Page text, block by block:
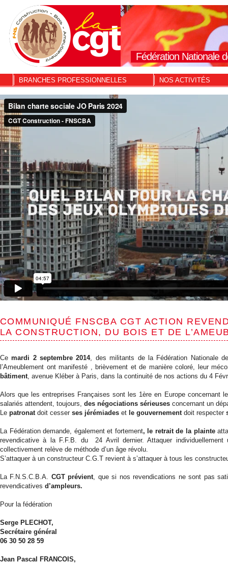
Fédération Nationale
BRANCHES PROFESSIONNELLES NOS ACTIVITÉS
COMMUNIQUÉ FNSCBA CGT ACTION
LA CONSTRUCTION, DU BOIS ET DE
Cemardi 2 septembre 2014, des militants de la Fédération Nationale
l’Ameublement ont manifesté , brièvement et de manière coloré, leur
bâtiment, avenue Kléber à Paris, dans la continuité de nos actions du 4
Alors que les entreprises Françaises sont les 1ère en Europe concernant
salariés attendent, toujours, des négociations sérieuses concernant un
Le patronatdoit cesser ses jérémiades et le gouvernementdoit respecter
La Fédération demande, également et fortement, le retrait de la plainte
revendicative à la F.F.B. du 24 Avril dernier. Attaquer
collectivement relève de méthode d’un âge révolu.
S’attaquer à un constructeur C.G.T revient à s’attaquer à tous les
La F.N.S.C.B.A. CGT prévient, que si nos revendications ne sont pas
revendicatives d’ampleurs.
Pour la fédération
Serge PLECHOT,
Secrétaire général
06 30 50 28 59
Jean Pascal FRANCOIS,